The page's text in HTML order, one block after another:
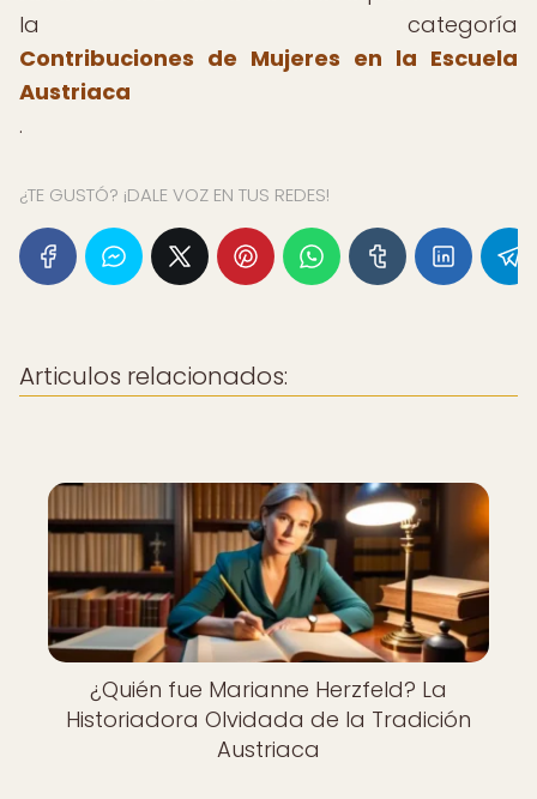
la categoría
Contribuciones de Mujeres en la Escuela
Austriaca
.
¿TE GUSTÓ? ¡DALE VOZ EN TUS REDES!
Articulos relacionados:
¿Quién fue Marianne Herzfeld? La
Historiadora Olvidada de la Tradición
Austriaca